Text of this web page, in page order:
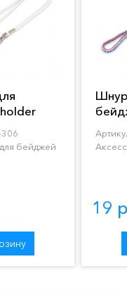
306
бейджей
19 р